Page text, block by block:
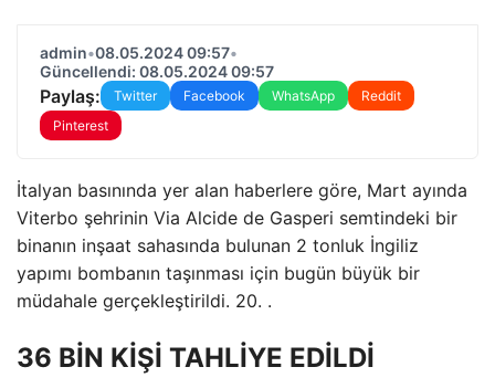
admin•08.05.2024 09:57•
Güncellendi: 08.05.2024 09:57
Paylaş: Twitter Facebook WhatsApp
Reddit
Pinterest
İtalyan basınında yer alan haberlere göre, Mart ayında
Viterbo şehrinin Via Alcide de Gasperi semtindeki bir
binanın inşaat sahasında bulunan 2 tonluk İngiliz
yapımı bombanın taşınması için bugün büyük bir
müdahale gerçekleştirildi. 20. .
36 BİN KİŞİ TAHLİYE EDİLDİ